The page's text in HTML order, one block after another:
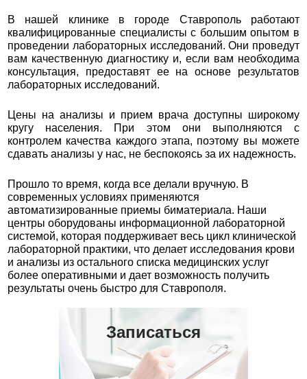
В нашей клинике в городе Ставрополь работают
квалифицированные специалисты с большим опытом в
проведении лабораторных исследований. Они проведут
вам качественную диагностику и, если вам необходима
консультация, предоставят ее на основе результатов
лабораторных исследований.
Цены на анализы и прием врача доступны широкому
кругу населения. При этом они выполняются с
контролем качества каждого этапа, поэтому вы можете
сдавать анализы у нас, не беспокоясь за их надежность.
Прошло то время, когда все делали вручную. В
современных условиях применяются
автоматизированные приемы биматериала. Наши
центры оборудованы информационной лабораторной
системой, которая поддерживает весь цикл клинической
лабораторной практики, что делает исследования крови
и анализы из остального списка медицинских услуг
более оперативными и дает возможность получить
результаты очень быстро для Ставрополя.
Записаться